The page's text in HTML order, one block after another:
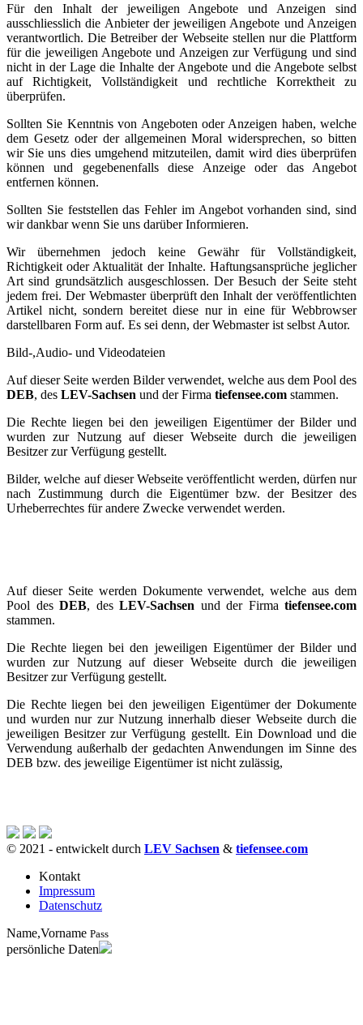
Für den Inhalt der jeweiligen Angebote und Anzeigen sind
ausschliesslich die Anbieter der jeweiligen Angebote und Anzeigen
verantwortlich. Die Betreiber der Webseite stellen nur die Plattform
für die jeweiligen Angebote und Anzeigen zur Verfügung und sind
nicht in der Lage die Inhalte der Angebote und die Angebote selbst
auf Richtigkeit, Vollständigkeit und rechtliche Korrektheit zu
überprüfen.
Sollten Sie Kenntnis von Angeboten oder Anzeigen haben, welche
dem Gesetz oder der allgemeinen Moral widersprechen, so bitten
wir Sie uns dies umgehend mitzuteilen, damit wird dies überprüfen
können und gegebenenfalls diese Anzeige oder das Angebot
entfernen können.
Sollten Sie feststellen das Fehler im Angebot vorhanden sind, sind
wir dankbar wenn Sie uns darüber Informieren.
Wir übernehmen jedoch keine Gewähr für Vollständigkeit,
Richtigkeit oder Aktualität der Inhalte. Haftungsansprüche jeglicher
Art sind grundsätzlich ausgeschlossen. Der Besuch der Seite steht
jedem frei. Der Webmaster überprüft den Inhalt der veröffentlichten
Artikel nicht, sondern bereitet diese nur in eine für Webbrowser
darstellbaren Form auf. Es sei denn, der Webmaster ist selbst Autor.
Bild-,Audio- und Videodateien
Auf dieser Seite werden Bilder verwendet, welche aus dem Pool des
DEB, des LEV-Sachsen und der Firma tiefensee.com stammen.
Die Rechte liegen bei den jeweiligen Eigentümer der Bilder und
wurden zur Nutzung auf dieser Webseite durch die jeweiligen
Besitzer zur Verfügung gestellt.
Bilder, welche auf dieser Webseite veröffentlicht werden, dürfen nur
nach Zustimmung durch die Eigentümer bzw. der Besitzer des
Urheberrechtes für andere Zwecke verwendet werden.
Auf dieser Seite werden Dokumente verwendet, welche aus dem
Pool des DEB, des LEV-Sachsen und der Firma tiefensee.com
stammen.
Die Rechte liegen bei den jeweiligen Eigentümer der Bilder und
wurden zur Nutzung auf dieser Webseite durch die jeweiligen
Besitzer zur Verfügung gestellt.
Die Rechte liegen bei den jeweiligen Eigentümer der Dokumente
und wurden nur zur Nutzung innerhalb dieser Webseite durch die
jeweiligen Besitzer zur Verfügung gestellt. Ein Download und die
Verwendung außerhalb der gedachten Anwendungen im Sinne des
DEB bzw. des jeweilige Eigentümer ist nicht zulässig,
© 2021 - entwickelt durch LEV Sachsen & tiefensee.com
Kontakt
Impressum
Datenschutz
Name,Vorname Pass
persönliche Daten